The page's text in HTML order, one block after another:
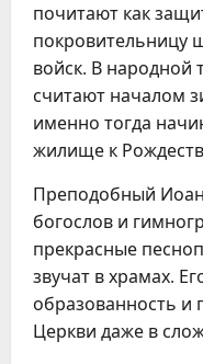
почитают как
покровительницу
войск. В народной
считают началом
именно тогда
жилище к
Преподобный
богослов и
прекрасные
звучат в храмах.
образованность и
Церкви даже в